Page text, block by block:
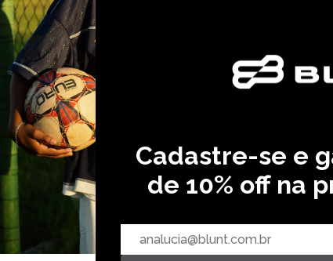
Cadastre-se e
de 10% off na